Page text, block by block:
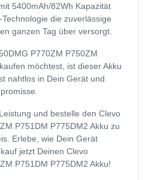
5400mAh/82Wh Kapazität
die zuverlässige
ganzen Tag über versorgt.
P770ZM P750ZM
möchtest, ist dieser Akku
nahtlos in Dein Gerät und
und bestelle den Clevo
P751DM P775DM2 Akku zu
Erlebe, wie Dein Gerät
jetzt Deinen Clevo
P751DM P775DM2 Akku!